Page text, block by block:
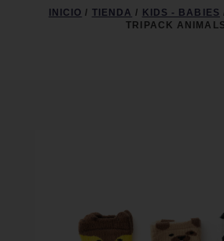
INICIO / TIENDA / KIDS - BABIES
TRIPACK ANIMALS